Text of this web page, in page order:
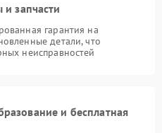
и запчасти
гарантия на
детали, что
неисправностей
и бесплатная